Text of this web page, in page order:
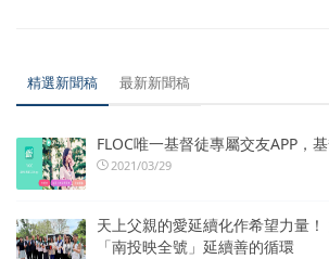
精選新聞稿 最新新聞稿
FLOC唯一基督徒專屬交友APP，
2021/03/29
天上父親的愛延續化作希望力量
「南投映全號」延續善的循環